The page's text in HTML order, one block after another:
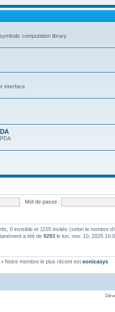
computation library
interface
Mot de passe :
0 invisible et 1155 invités (selon le nombre
a été de 9293 le lun. nov. 10, 2025
Notre membre le plus récent est eonicasys